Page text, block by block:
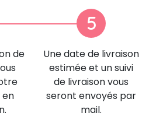
de
5
Une date de livraison
estimée et un suivi
de livraison vous
seront envoyés par
mail.